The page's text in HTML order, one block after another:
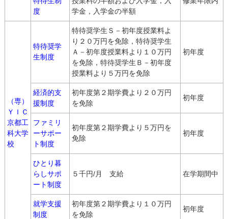
度
学金，入学金の半額
（専）
ＹＩＣ
京都工
科大学
校
特待奨学
生制度
特待奨学生Ｓ－初年度授業料よ
り２０万円を免除，特待奨学生
Ａ－初年度授業料より１０万円
を免除，特待奨学生Ｂ－初年度
授業料より５万円を免除
初年度
経済的支
援制度
初年度第２期学費より２０万円
を免除
初年度
ファミリ
ーサポー
ト制度
初年度第２期学費より５万円を
免除
初年度
ひとり暮
らしサポ
ート制度
５千円/月 支給 在学期間中
就学支援
制度
初年度第２期学費より１０万円
を免除
初年度